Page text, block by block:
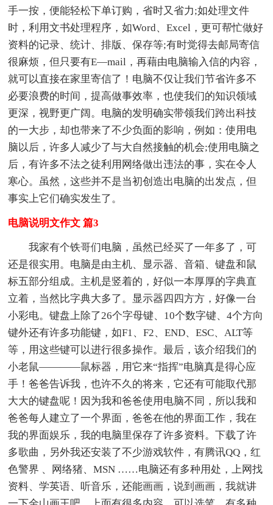
手一按，便能轻松下单订购，省时又省力;如处理文件
时，利用文书处理程序，如Word、Excel，更可帮忙做好
资料的记录、统计、排版、保存等;有时觉得去邮局寄信
很麻烦，但只要有E—mail，再藉由电脑输入信的内容，
就可以直接在家里寄信了！电脑不仅让我们节省许多不
必要浪费的时间，提高做事效率，也使我们的知识领域
更深，视野更广阔。电脑的发明确实带领我们跨出科技
的一大步，却也带来了不少负面的影响，例如：使用电
脑以后，许多人减少了与大自然接触的机会;使用电脑之
后，有许多不法之徒利用网络做出违法的事，实在令人
寒心。虽然，这些并不是当初创造出电脑的出发点，但
事实上它们确实发生了。
电脑说明文作文 篇3
我家有个铁哥们电脑，虽然已经买了一年多了，可
还是很实用。电脑是由主机、显示器、音箱、键盘和鼠
标五部分组成。主机是竖着的，好似一本厚厚的字典直
立着，当然比字典大多了。显示器四四方方，好像一台
小彩电。键盘上除了26个字母键、10个数字键、4个方向
键外还有许多功能键，如F1、F2、END、ESC、ALT等
等，用这些键可以进行很多操作。最后，该介绍我们的
小老鼠————鼠标器，用它来“指挥”电脑真是得心应
手！爸爸告诉我，也许不久的将来，它还有可能取代那
大大的键盘呢！因为我和爸爸使用电脑不同，所以我和
爸爸每人建立了一个界面，爸爸在他的界面工作，我在
我的界面娱乐，我的电脑里保存了许多资料。下载了许
多歌曲，另外我还安装了不少游戏软件，有腾讯QQ，红
色警界 、网络猪、MSN ……电脑还有多种用处，上网找
资料、学英语、听音乐，还能画画，说到画画，我就讲